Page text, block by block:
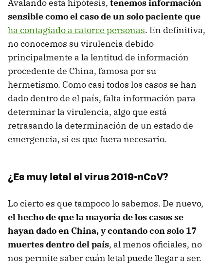
Avalando esta hipótesis, tenemos información
sensible como el caso de un solo paciente que
ha contagiado a catorce personas. En definitiva,
no conocemos su virulencia debido
principalmente a la lentitud de información
procedente de China, famosa por su
hermetismo. Como casi todos los casos se han
dado dentro de el país, falta información para
determinar la virulencia, algo que está
retrasando la determinación de un estado de
emergencia, si es que fuera necesario.
¿Es muy letal el virus 2019-nCoV?
Lo cierto es que tampoco lo sabemos. De nuevo,
el hecho de que la mayoría de los casos se
hayan dado en China, y contando con solo 17
muertes dentro del país, al menos oficiales, no
nos permite saber cuán letal puede llegar a ser.